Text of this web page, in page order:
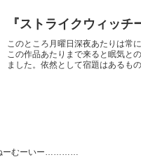
『ストライクウィッチ
このところ月曜日深夜あたりは常
この作品あたりまで来ると眠気と
ました。依然として宿題はあるも
ーむーいー…………